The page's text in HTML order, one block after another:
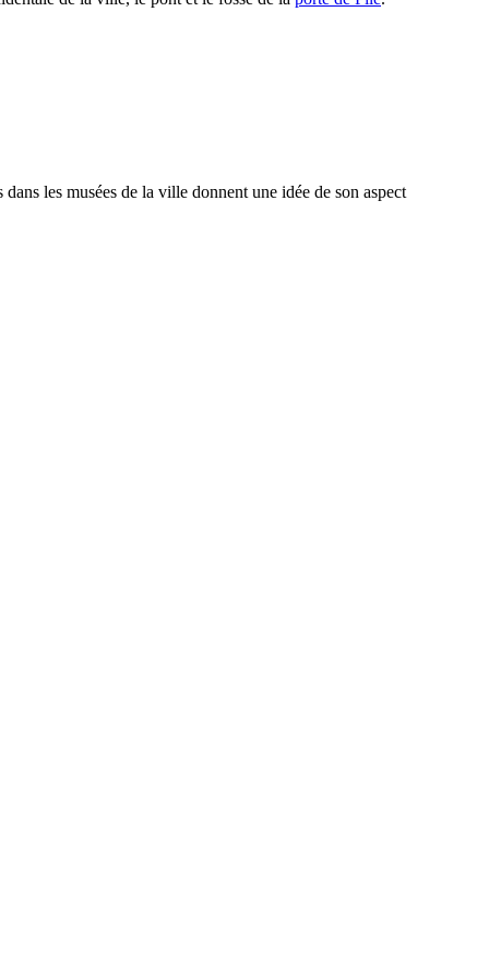
les musées de la ville donnent une idée de son aspect